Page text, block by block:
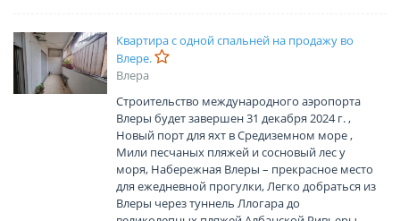
Квартира с одной спальней на продажу во
Влере.
Влера
Строительство международного аэропорта
Влеры будет завершен 31 декабря 2024 г. ,
Новый порт для яхт в Средиземном море ,
Мили песчаных пляжей и сосновый лес у
моря, Набережная Влеры – прекрасное место
для ежедневной прогулки, Легко добраться из
Влеры через туннель Ллогара до